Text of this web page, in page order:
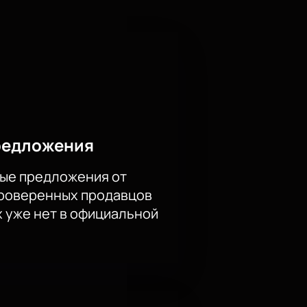
музыкальное событие и
категориях, что
«Москва» вас ждёт двойной
предложения от
продавцов
нет в официальной